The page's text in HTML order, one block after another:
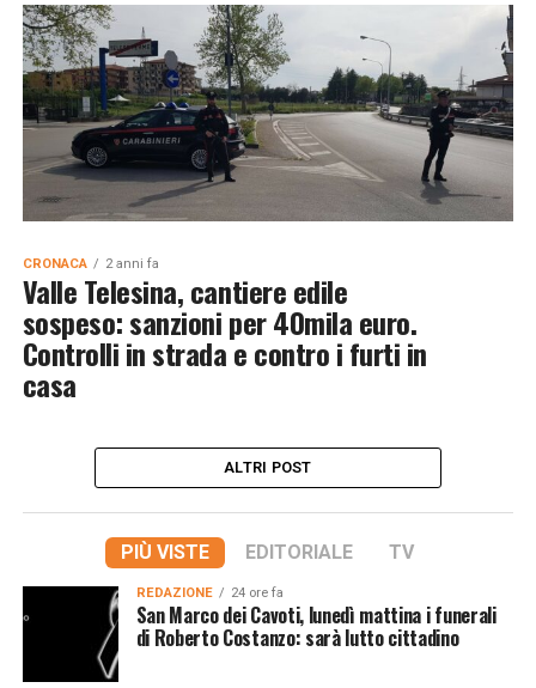
CRONACA 2 anni fa
Valle Telesina, cantiere edile
sospeso: sanzioni per 40mila euro.
Controlli in strada e contro i furti in
casa
ALTRI POST
PIÙ VISTE EDITORIALE TV
REDAZIONE 24 ore fa
San Marco dei Cavoti, lunedì mattina i funerali
di Roberto Costanzo: sarà lutto cittadino